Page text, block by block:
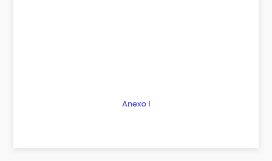
Anexo I